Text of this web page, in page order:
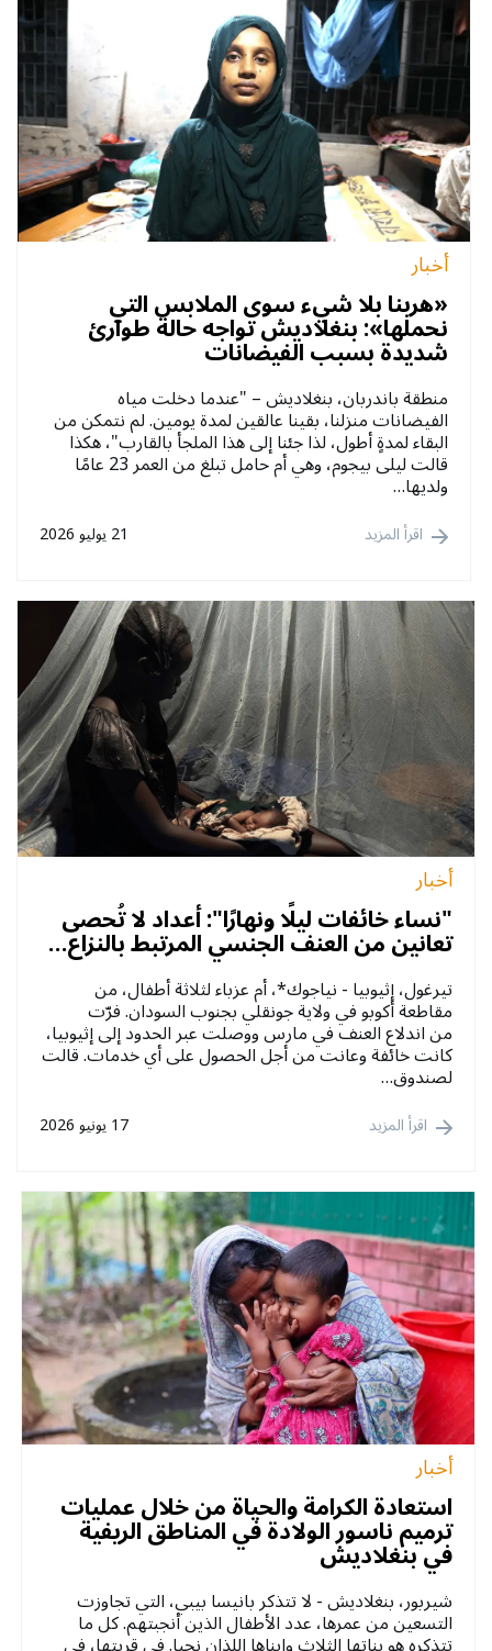
أخبار
«هربنا بلا شيء سوى الملابس التي
نحملها»: بنغلاديش تواجه حالة طوارئ
شديدة بسبب الفيضانات
منطقة باندربان، بنغلاديش – "عندما دخلت مياه
الفيضانات منزلنا، بقينا عالقين لمدة يومين. لم نتمكن من
البقاء لمدةٍ أطول، لذا جئنا إلى هذا الملجأ بالقارب"، هكذا
قالت ليلى بيجوم، وهي أم حامل تبلغ من العمر 23 عامًا
ولديها…
21 يوليو 2026 اقرأ المزيد
أخبار
"نساء خائفات ليلًا ونهارًا": أعداد لا تُحصى
تعانين من العنف الجنسي المرتبط بالنزاع…
تيرغول، إثيوبيا - نياجوك*، أم عزباء لثلاثة أطفال، من
مقاطعة أكوبو في ولاية جونقلي بجنوب السودان. فرّت
من اندلاع العنف في مارس ووصلت عبر الحدود إلى إثيوبيا،
كانت خائفة وعانت من أجل الحصول على أي خدمات. قالت
لصندوق…
17 يونيو 2026 اقرأ المزيد
أخبار
استعادة الكرامة والحياة من خلال عمليات
ترميم ناسور الولادة في المناطق الريفية
في بنغلاديش
شيربور، بنغلاديش - لا تتذكر بانيسا بيبي، التي تجاوزت
التسعين من عمرها، عدد الأطفال الذين أنجبتهم. كل ما